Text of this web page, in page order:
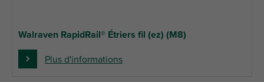
Walraven RapidRail® Étriers fil (ez) (M8)
Plus d'informations